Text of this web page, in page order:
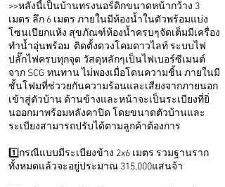
>>หลังนี้เป็นบ้านทรงนอร์ดิกขนาดหน้ากว้าง 3
เมตร ลึก 6 เมตร ภายในมีห้องน้ำในตัวพร้อมแบ่ง
โซนเปียกแห้ง สุขภัณฑ์ห้องน้ำครบๆจัดเต็มมีเครื่อง
ทำน้ำอุ่นพร้อม ติดตั้งดวงโคมดาวไลท์ ระบบไฟ
ปลั๊กไฟครบทุกจุด วัสดุหลักๆเป็นไฟเบอร์ซีเมนต์
จาก SCG ทนทาน ไม่พองเมื่อโดนความชิ้น ภายในมี
ชั้นโฟมที่ช่ววยกันความร้อนและเสียงจากภายนอก
เข้าสู่ตัวบ้าน ด้านข้างและหน้าจะเป็นระเบียงที่ยิ่
นออกมาพร้อมหลังคาปิด โดยขนาดตัวบ้านและ
ระเบียงสามารถปรับได้ตามลูกค้าต้องการ
1️⃣กรณีแบบมีระเบียงข้าง 2x6 เมตร รวมฐานราก
ทั้งหมดแล้วจะอยู่ประมาณ 315,000แสนจ้า